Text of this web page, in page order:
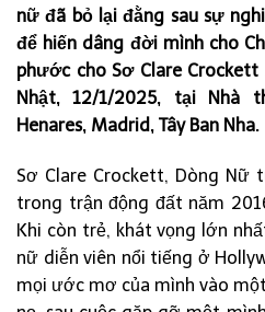
nữ đã bỏ lại đằng sau sự
để hiến dâng đời mình cho
phước cho Sơ Clare Crockett
Nhật, 12/1/2025, tại Nhà
Henares, Madrid, Tây Ban Nha.
Sơ Clare Crockett, Dòng Nữ
trong trận động đất năm
Khi còn trẻ, khát vọng lớn
nữ diễn viên nổi tiếng ở
mọi ước mơ của mình vào một